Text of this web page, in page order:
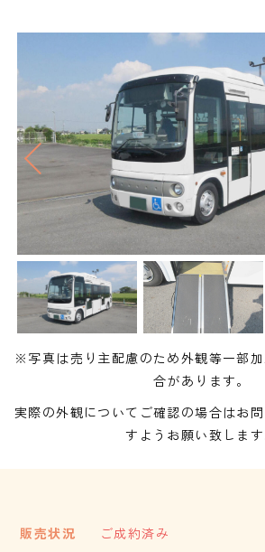
※写真は売り主配慮のため外観等一部
合があります。
実際の外観についてご確認の場合はお
すようお願い致します
販売状況 ご成約済み